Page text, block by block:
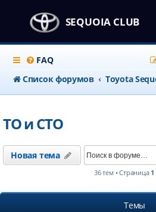
SEQUOIA CLUB
FAQ
Список форумов
ТО и СТО
Новая тема
36 тем • Страница 1
Темы